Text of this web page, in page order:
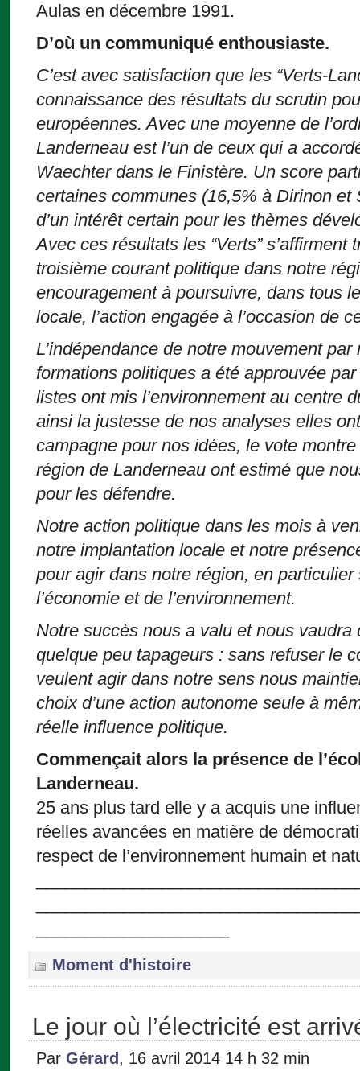
Aulas en décembre 1991.
D’où un communiqué enthousiaste.
C’est avec satisfaction que les “Verts-
connaissance des résultats du scrutin
européennes. Avec une moyenne de
Landerneau est l’un de ceux qui a
Waechter dans le Finistère. Un score
certaines communes (16,5% à Dirinon et
d’un intérêt certain pour les thèmes
Avec ces résultats les “Verts” s’affirment
troisième courant politique dans notre
encouragement à poursuivre, dans tous
locale, l’action engagée à l’occasion de
L’indépendance de notre mouvement
formations politiques a été approuvée
listes ont mis l’environnement au centre
ainsi la justesse de nos analyses elles
campagne pour nos idées, le vote
région de Landerneau ont estimé que
pour les défendre.
Notre action politique dans les mois à
notre implantation locale et notre
pour agir dans notre région, en
l’économie et de l’environnement.
Notre succès nous a valu et nous vaudra
quelque peu tapageurs : sans refuser le
veulent agir dans notre sens nous
choix d’une action autonome seule à
réelle influence politique.
Commençait alors la présence de
Landerneau.
25 ans plus tard elle y a acquis une
réelles avancées en matière de
respect de l’environnement humain et
Moment d'histoire
Le jour où l’électricité est
Par Gérard , 16 avril 2014 14 h 32 min